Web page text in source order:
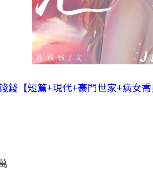
錢【短篇+現代+豪門世家+病女